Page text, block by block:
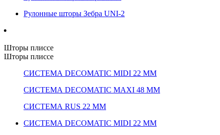
Рулонные шторы Зебра UNI-2
Шторы плиссе
Шторы плиссе
СИСТЕМА DECOMATIC MIDI 22 ММ
СИСТЕМА DECOMATIC MAXI 48 ММ
СИСТЕМА RUS 22 ММ
СИСТЕМА DECOMATIC MIDI 22 ММ